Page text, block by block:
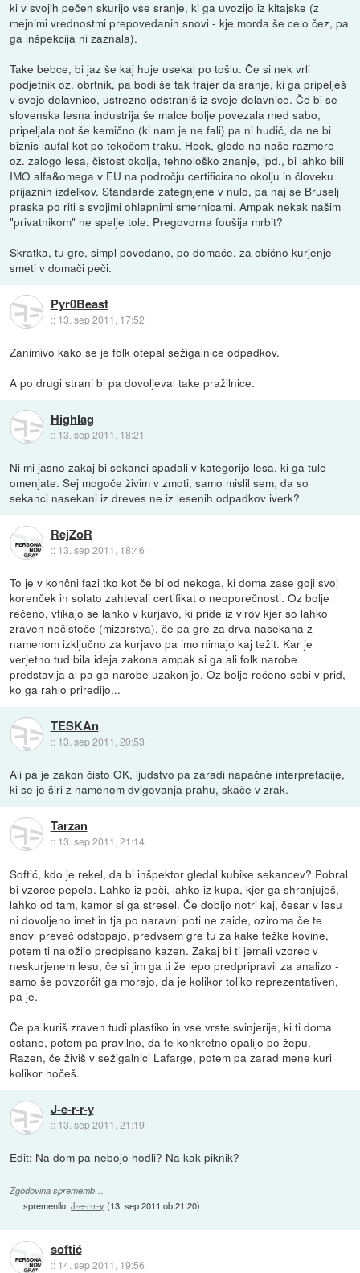
ki v svojih pečeh skurijo vse sranje, ki ga uvozijo iz kitajske (z
mejnimi vrednostmi prepovedanih snovi - kje morda še celo čez, pa
ga inšpekcija ni zaznala).
Take bebce, bi jaz še kaj huje usekal po tošlu. Če si nek vrli
podjetnik oz. obrtnik, pa bodi še tak frajer da sranje, ki ga pripelješ
v svojo delavnico, ustrezno odstraniš iz svoje delavnice. Če bi se
slovenska lesna industrija še malce bolje povezala med sabo,
pripeljala not še kemično (ki nam je ne fali) pa ni hudič, da ne bi
biznis laufal kot po tekočem traku. Heck, glede na naše razmere
oz. zalogo lesa, čistost okolja, tehnološko znanje, ipd., bi lahko bili
IMO alfa&omega v EU na področju certificirano okolju in človeku
prijaznih izdelkov. Standarde zategnjene v nulo, pa naj se Bruselj
praska po riti s svojimi ohlapnimi smernicami. Ampak nekak našim
"privatnikom" ne spelje tole. Pregovorna foušija mrbit?
Skratka, tu gre, simpl povedano, po domače, za obično kurjenje
smeti v domači peči.
Pyr0Beast
:: 13. sep 2011, 17:52
Zanimivo kako se je folk otepal sežigalnice odpadkov.
A po drugi strani bi pa dovoljeval take pražilnice.
Highlag
:: 13. sep 2011, 18:21
Ni mi jasno zakaj bi sekanci spadali v kategorijo lesa, ki ga tule
omenjate. Sej mogoče živim v zmoti, samo mislil sem, da so
sekanci nasekani iz dreves ne iz lesenih odpadkov iverk?
RejZoR
:: 13. sep 2011, 18:46
To je v končni fazi tko kot če bi od nekoga, ki doma zase goji svoj
korenček in solato zahtevali certifikat o neoporečnosti. Oz bolje
rečeno, vtikajo se lahko v kurjavo, ki pride iz virov kjer so lahko
zraven nečistoče (mizarstva), če pa gre za drva nasekana z
namenom izključno za kurjavo pa imo nimajo kaj težit. Kar je
verjetno tud bila ideja zakona ampak si ga ali folk narobe
predstavlja al pa ga narobe uzakonijo. Oz bolje rečeno sebi v prid,
ko ga rahlo priredijo...
TESKAn
:: 13. sep 2011, 20:53
Ali pa je zakon čisto OK, ljudstvo pa zaradi napačne interpretacije,
ki se jo širi z namenom dvigovanja prahu, skače v zrak.
Tarzan
:: 13. sep 2011, 21:14
Softić, kdo je rekel, da bi inšpektor gledal kubike sekancev? Pobral
bi vzorce pepela. Lahko iz peči, lahko iz kupa, kjer ga shranjuješ,
lahko od tam, kamor si ga stresel. Če dobijo notri kaj, česar v lesu
ni dovoljeno imet in tja po naravni poti ne zaide, oziroma če te
snovi preveč odstopajo, predvsem gre tu za kake težke kovine,
potem ti naložijo predpisano kazen. Zakaj bi ti jemali vzorec v
neskurjenem lesu, če si jim ga ti že lepo predpripravil za analizo -
samo še povzorčit ga morajo, da je kolikor toliko reprezentativen,
pa je.
Če pa kuriš zraven tudi plastiko in vse vrste svinjerije, ki ti doma
ostane, potem pa pravilno, da te konkretno opalijo po žepu.
Razen, če živiš v sežigalnici Lafarge, potem pa zarad mene kuri
kolikor hočeš.
J-e-r-r-y
:: 13. sep 2011, 21:19
Edit: Na dom pa nebojo hodli? Na kak piknik?
Zgodovina sprememb…
spremenilo:J-e-r-r-y (13. sep 2011 ob 21:20)
softić
:: 14. sep 2011, 19:56